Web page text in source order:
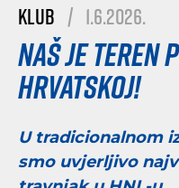
Klub | 1.6.2026.
Naš je teren
Hrvatskoj!
U tradicionalnom
smo uvjerljivo